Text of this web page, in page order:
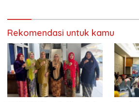
Rekomendasi untuk kamu